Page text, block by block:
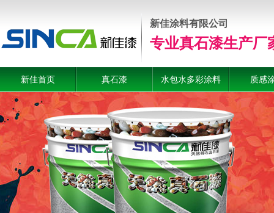
新佳涂料有限公司
专业真石漆生产厂
新佳首页 真石漆 水包水多彩涂料 质感